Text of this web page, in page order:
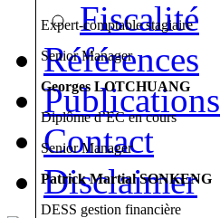
Fiscalité
Références
Publications
Contact
Disclaimer
Expert-comptable stagiaire
Senior Manager
Georges LOTCHUANG
Diplôme d’EC en cours
Senior Manager
Patrick Martial SONKENG
DESS gestion financière